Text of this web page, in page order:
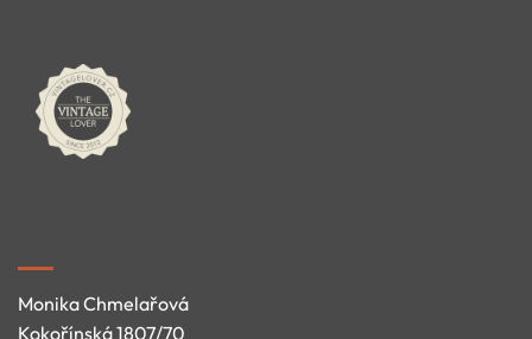
Monika Chmelařová
Kokořínská 1807/70